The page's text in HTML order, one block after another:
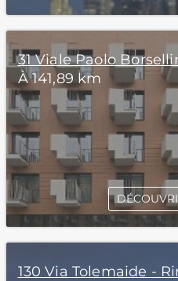
31 Viale Paolo
À 141,89 km
130 Via Tolemaide -